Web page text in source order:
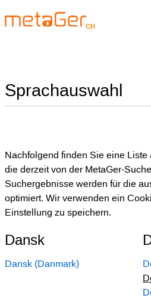
CH
Sprachauswahl
Nachfolgend finden Sie eine
die derzeit von der MetaGer-
Suchergebnisse werden für die
optimiert. Wir verwenden ein
Einstellung zu speichern.
Dansk
Dansk (Danmark)